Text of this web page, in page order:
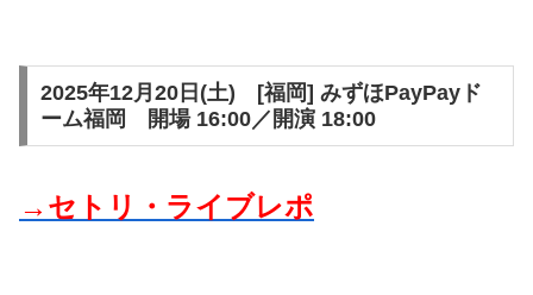
2025年12月20日(土) [福岡] みずほPayPayド
ーム福岡 開場 16:00／開演 18:00
→セトリ・ライブレポ